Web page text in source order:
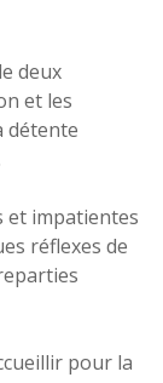
deux
et les
détente
et impatientes
réflexes de
pour la